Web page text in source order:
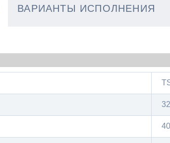
ВАРИАНТЫ ИСПОЛНЕНИЯ